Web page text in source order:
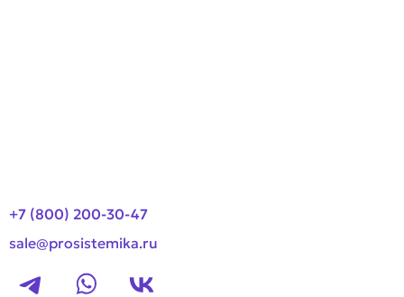
+7 (800) 200-30-47
sale@prosistemika.ru